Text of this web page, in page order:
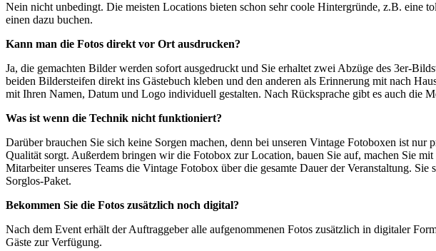
Nein nicht unbedingt. Die meisten Locations bieten schon sehr coole Hintergründe, z.B. eine
einen dazu buchen.
Kann man die Fotos direkt vor Ort ausdrucken?
Ja, die gemachten Bilder werden sofort ausgedruckt und Sie erhaltet zwei Abzüge des 3er-
beiden Bildersteifen direkt ins Gästebuch kleben und den anderen als Erinnerung mit nach
mit Ihren Namen, Datum und Logo individuell gestalten. Nach Rücksprache gibt es auch
Was ist wenn die Technik nicht funktioniert?
Darüber brauchen Sie sich keine Sorgen machen, denn bei unseren Vintage Fotoboxen ist
Qualität sorgt. Außerdem bringen wir die Fotobox zur Location, bauen Sie auf, machen Sie
Mitarbeiter unseres Teams die Vintage Fotobox über die gesamte Dauer der Veranstaltung.
Sorglos-Paket.
Bekommen Sie die Fotos zusätzlich noch digital?
Nach dem Event erhält der Auftraggeber alle aufgenommenen Fotos zusätzlich in digitaler
Gäste zur Verfügung.